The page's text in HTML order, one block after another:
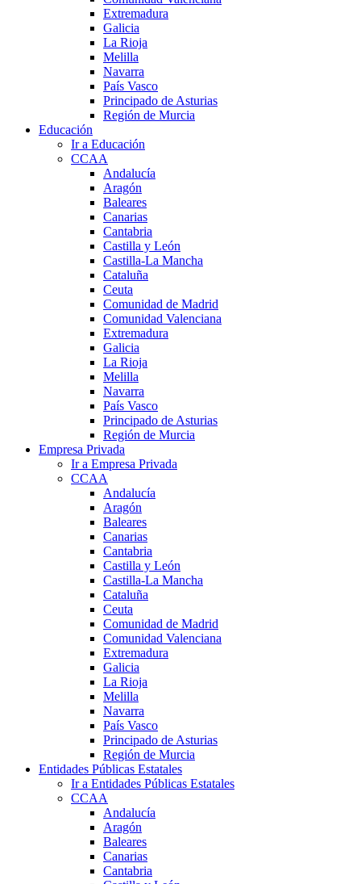
Extremadura
Galicia
La Rioja
Melilla
Navarra
País Vasco
Principado de Asturias
Región de Murcia
Educación
Ir a Educación
CCAA
Andalucía
Aragón
Baleares
Canarias
Cantabria
Castilla y León
Castilla-La Mancha
Cataluña
Ceuta
Comunidad de Madrid
Comunidad Valenciana
Extremadura
Galicia
La Rioja
Melilla
Navarra
País Vasco
Principado de Asturias
Región de Murcia
Empresa Privada
Ir a Empresa Privada
CCAA
Andalucía
Aragón
Baleares
Canarias
Cantabria
Castilla y León
Castilla-La Mancha
Cataluña
Ceuta
Comunidad de Madrid
Comunidad Valenciana
Extremadura
Galicia
La Rioja
Melilla
Navarra
País Vasco
Principado de Asturias
Región de Murcia
Entidades Públicas Estatales
Ir a Entidades Públicas Estatales
CCAA
Andalucía
Aragón
Baleares
Canarias
Cantabria